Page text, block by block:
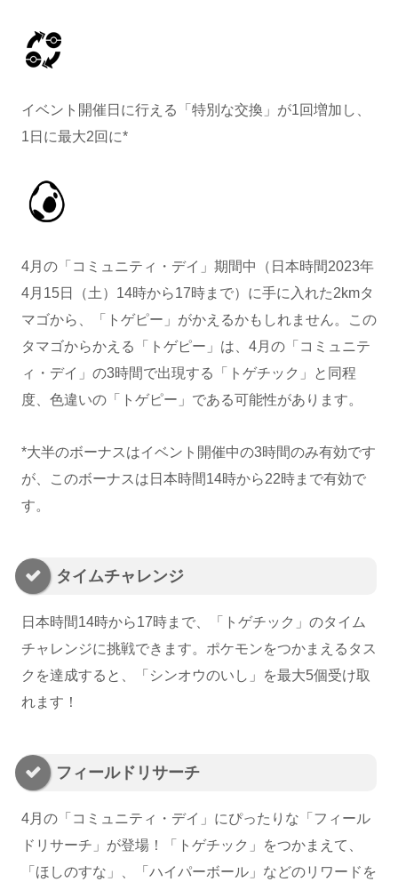
イベント開催日に行える「特別な交換」が1回増加し、
1日に最大2回に*
4月の「コミュニティ・デイ」期間中（日本時間2023年
4月15日（土）14時から17時まで）に手に入れた2kmタ
マゴから、「トゲピー」がかえるかもしれません。この
タマゴからかえる「トゲピー」は、4月の「コミュニテ
ィ・デイ」の3時間で出現する「トゲチック」と同程
度、色違いの「トゲピー」である可能性があります。
*大半のボーナスはイベント開催中の3時間のみ有効です
が、このボーナスは日本時間14時から22時まで有効で
す。
タイムチャレンジ
日本時間14時から17時まで、「トゲチック」のタイム
チャレンジに挑戦できます。ポケモンをつかまえるタス
クを達成すると、「シンオウのいし」を最大5個受け取
れます！
フィールドリサーチ
4月の「コミュニティ・デイ」にぴったりな「フィール
ドリサーチ」が登場！「トゲチック」をつかまえて、
「ほしのすな」、「ハイパーボール」などのリワードを